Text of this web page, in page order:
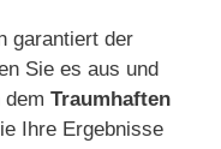
garantiert der
Sie es aus und
Traumhaften
Ihre Ergebnisse